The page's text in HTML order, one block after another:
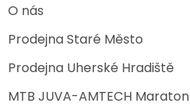
O nás
Prodejna Staré Město
Prodejna Uherské Hradiště
MTB JUVA-AMTECH Maraton